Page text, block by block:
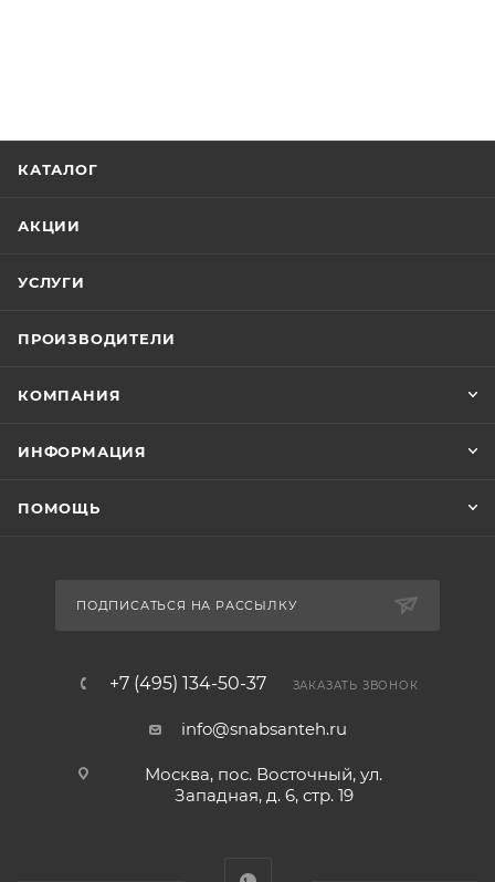
КАТАЛОГ
АКЦИИ
УСЛУГИ
ПРОИЗВОДИТЕЛИ
КОМПАНИЯ
ИНФОРМАЦИЯ
ПОМОЩЬ
ПОДПИСАТЬСЯ НА РАССЫЛКУ
+7 (495) 134-50-37 ЗАКАЗАТЬ ЗВОНОК
info@snabsanteh.ru
Москва, пос. Восточный, ул.
Западная, д. 6, стр. 19